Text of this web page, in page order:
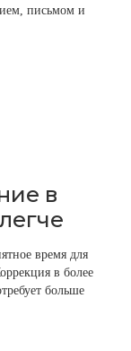
письмом и
в
время для
в более
больше